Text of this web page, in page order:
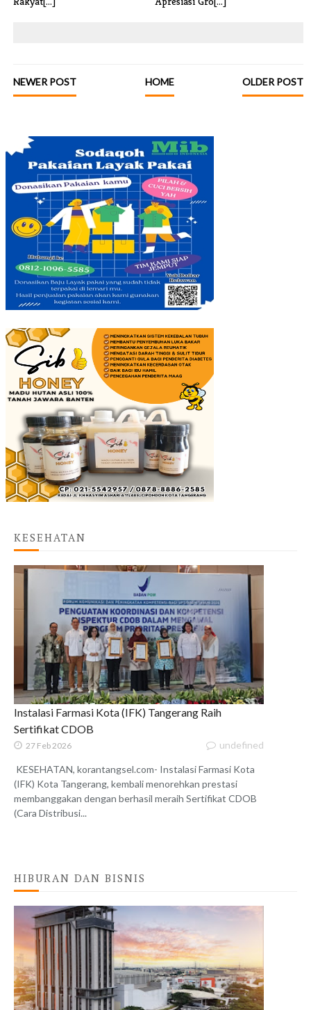
NEWER POST OLDER POST
HOME
KESEHATAN
Instalasi Farmasi Kota (IFK) Tangerang Raih
Sertifikat CDOB
27 Feb 2026 undefined
KESEHATAN, korantangsel.com- Instalasi Farmasi Kota
(IFK) Kota Tangerang, kembali menorehkan prestasi
membanggakan dengan berhasil meraih Sertifikat CDOB
(Cara Distribusi...
HIBURAN DAN BISNIS